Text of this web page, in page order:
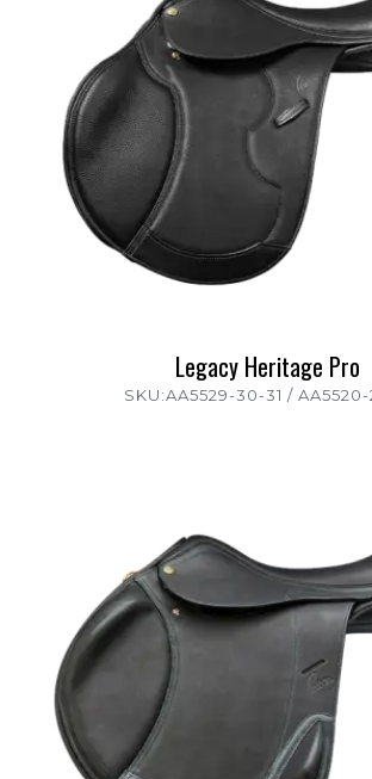
Legacy Heritage Pro
SKU:AA5529-30-31 / AA5520-